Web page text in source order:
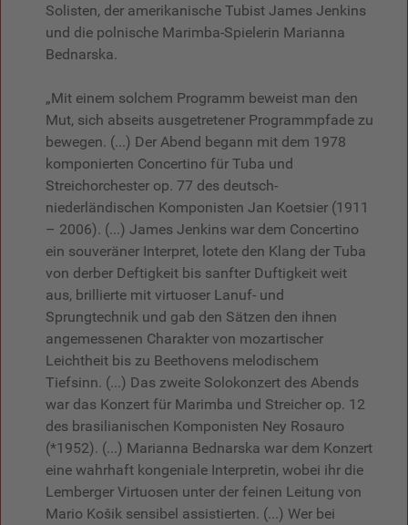
Solisten, der amerikanische Tubist James Jenkins
und die polnische Marimba-Spielerin Marianna
Bednarska.
„Mit einem solchem Programm beweist man den
Mut, sich abseits ausgetretener Programmpfade zu
bewegen. (...) Der Abend begann mit dem 1978
komponierten Concertino für Tuba und
Streichorchester op. 77 des deutsch-
niederländischen Komponisten Jan Koetsier (1911
– 2006). (...) James Jenkins war dem Concertino
ein souveräner Interpret, lotete den Klang der Tuba
von derber Deftigkeit bis sanfter Duftigkeit weit
aus, brillierte mit virtuoser Lanuf- und
Sprungtechnik und gab den Sätzen den ihnen
angemessenen Charakter von mozartischer
Leichtheit bis zu Beethovens melodischem
Tiefsinn. (...) Das zweite Solokonzert des Abends
war das Konzert für Marimba und Streicher op. 12
des brasilianischen Komponisten Ney Rosauro
(*1952). (...) Marianna Bednarska war dem Konzert
eine wahrhaft kongeniale Interpretin, wobei ihr die
Lemberger Virtuosen unter der feinen Leitung von
Mario Košik sensibel assistierten. (...) Wer bei